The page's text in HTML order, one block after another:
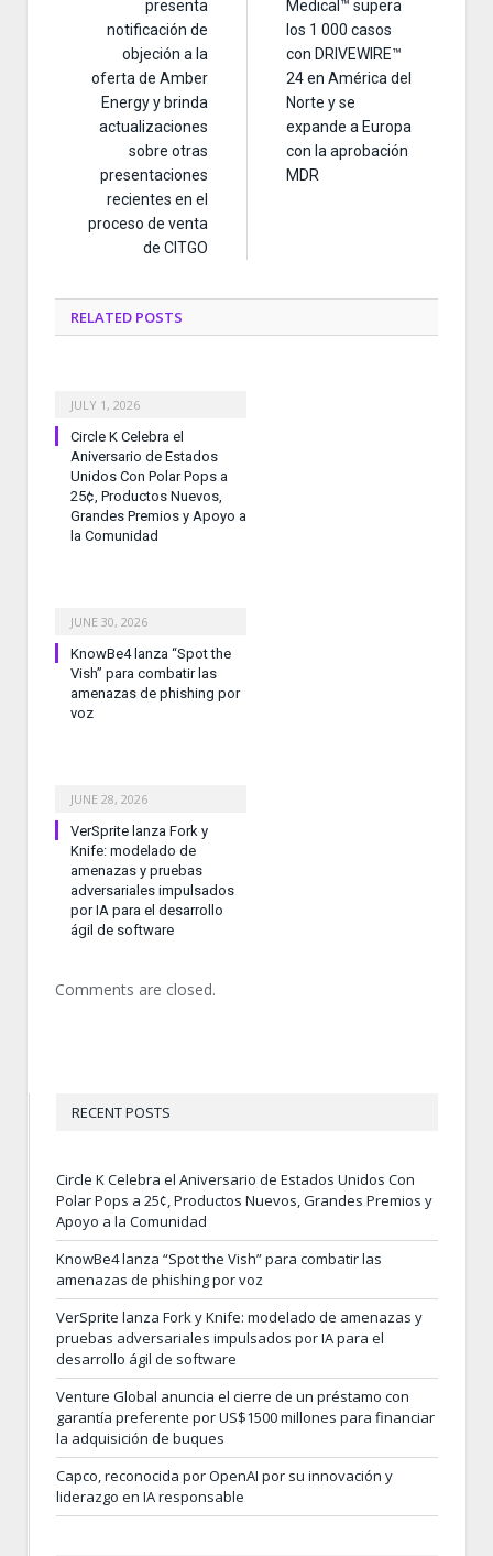
presenta
notificación de
objeción a la
oferta de Amber
Energy y brinda
actualizaciones
sobre otras
presentaciones
recientes en el
proceso de venta
de CITGO
Medical™ supera
los 1 000 casos
con DRIVEWIRE™
24 en América del
Norte y se
expande a Europa
con la aprobación
MDR
RELATED POSTS
JULY 1, 2026
Circle K Celebra el
Aniversario de Estados
Unidos Con Polar Pops a
25¢, Productos Nuevos,
Grandes Premios y Apoyo a
la Comunidad
JUNE 30, 2026
KnowBe4 lanza “Spot the
Vish” para combatir las
amenazas de phishing por
voz
JUNE 28, 2026
VerSprite lanza Fork y
Knife: modelado de
amenazas y pruebas
adversariales impulsados
por IA para el desarrollo
ágil de software
Comments are closed.
RECENT POSTS
Circle K Celebra el Aniversario de Estados Unidos Con
Polar Pops a 25¢, Productos Nuevos, Grandes Premios y
Apoyo a la Comunidad
KnowBe4 lanza “Spot the Vish” para combatir las
amenazas de phishing por voz
VerSprite lanza Fork y Knife: modelado de amenazas y
pruebas adversariales impulsados por IA para el
desarrollo ágil de software
Venture Global anuncia el cierre de un préstamo con
garantía preferente por US$1500 millones para financiar
la adquisición de buques
Capco, reconocida por OpenAI por su innovación y
liderazgo en IA responsable